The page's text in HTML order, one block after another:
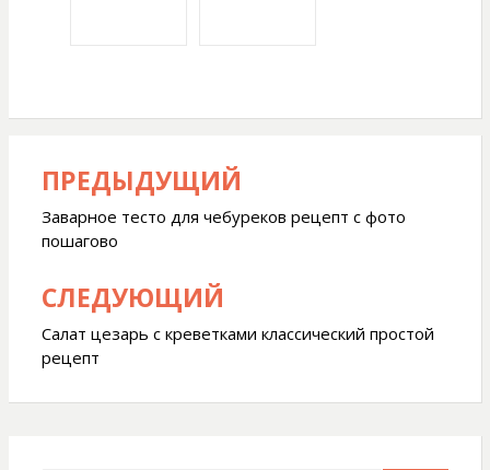
Навигация
по
записям
ПРЕДЫДУЩИЙ
Заварное тесто для чебуреков рецепт с фото
пошагово
СЛЕДУЮЩИЙ
Салат цезарь с креветками классический простой
рецепт